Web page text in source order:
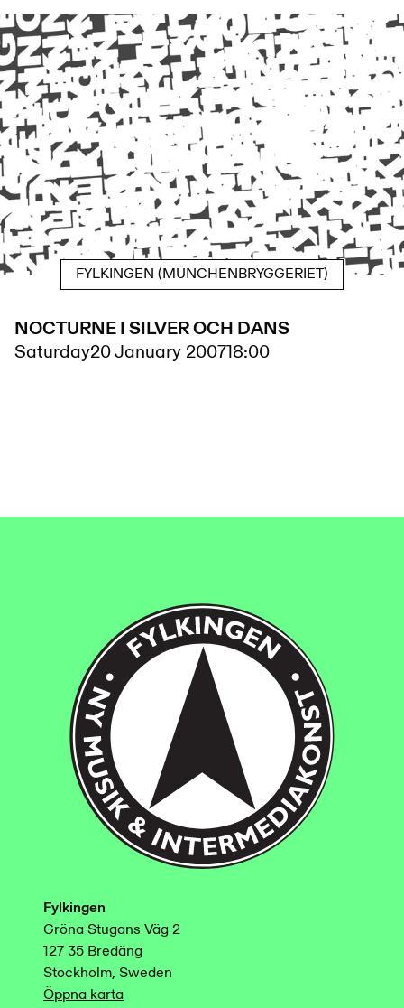
FYLKINGEN (MÜNCHENBRYGGERIET)
NOCTURNE I SILVER OCH DANS
Saturday20 January 200718:00
Fylkingen
Gröna Stugans Väg 2
127 35 Bredäng
Stockholm, Sweden
Öppna karta